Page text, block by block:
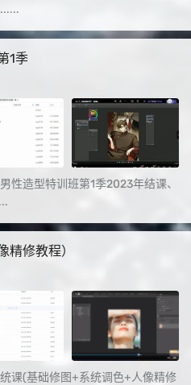
1季
性造型特训班第1季2023年结课、
精修教程）
课(基础修图+系统调色+人像精修